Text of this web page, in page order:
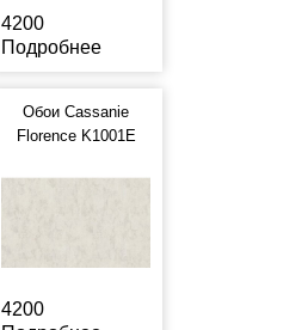
4200
Подробнее
Обои Cassanie
Florence K1001E
4200